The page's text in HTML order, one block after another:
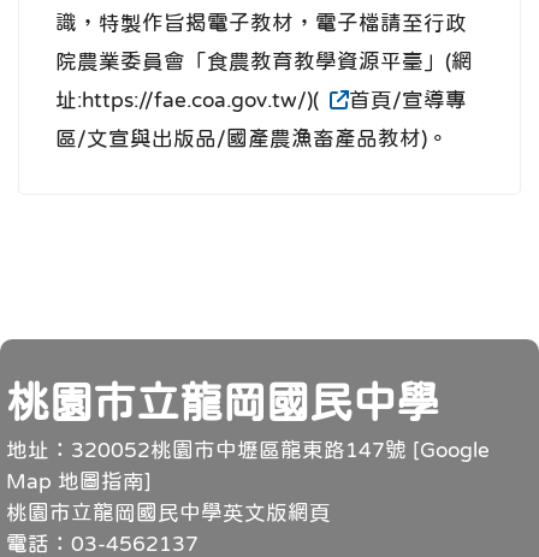
識，特製作旨揭電子教材，電子檔請至行政
院農業委員會「食農教育教學資源平臺」(網
址:https://fae.coa.gov.tw/)(
首頁/宣導專
區/文宣與出版品/國產農漁畜產品教材)。
頁尾
桃園市立龍岡國民中學
地址：320052桃園市中壢區龍東路147號 [Google
Map 地圖指南]
桃園市立龍岡國民中學英文版網頁
電話：03-4562137